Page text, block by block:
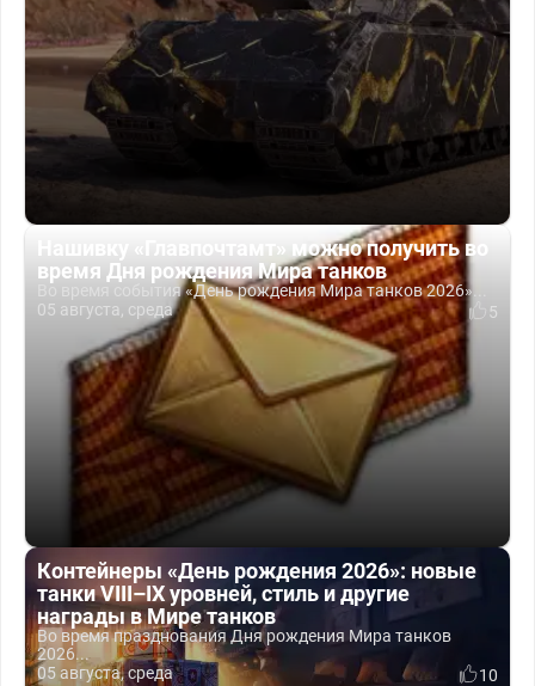
Нашивку «Главпочтамт» можно получить во
время Дня рождения Мира танков
Во время события «День рождения Мира танков 2026»...
05 августа, среда
5
Контейнеры «День рождения 2026»: новые
танки VIII–IX уровней, стиль и другие
награды в Мире танков
Во время празднования Дня рождения Мира танков
2026...
05 августа, среда
10